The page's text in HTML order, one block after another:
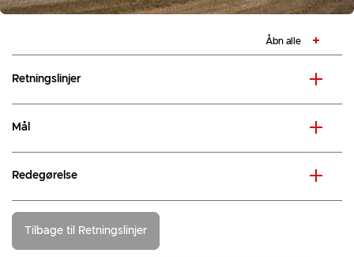
Åbn alle
Retningslinjer
Mål
Redegørelse
Tilbage til Retningslinjer